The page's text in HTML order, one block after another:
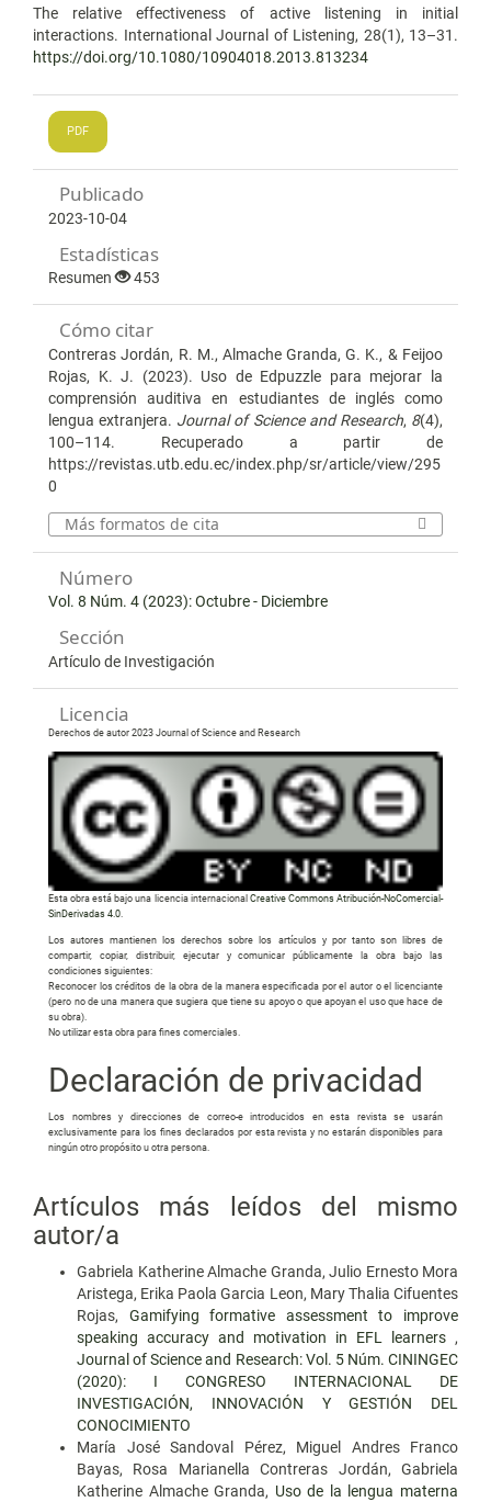
The relative effectiveness of active listening in initial
interactions. International Journal of Listening, 28(1), 13–31.
https://doi.org/10.1080/10904018.2013.813234
PDF
Publicado
2023-10-04
Estadísticas
Resumen 453
Cómo citar
Contreras Jordán, R. M., Almache Granda, G. K., & Feijoo
Rojas, K. J. (2023). Uso de Edpuzzle para mejorar la
comprensión auditiva en estudiantes de inglés como
lengua extranjera. Journal of Science and Research, 8(4),
100–114. Recuperado a partir de
https://revistas.utb.edu.ec/index.php/sr/article/view/295
0
Más formatos de cita
Número
Vol. 8 Núm. 4 (2023): Octubre - Diciembre
Sección
Artículo de Investigación
Licencia
Derechos de autor 2023 Journal of Science and Research
Esta obra está bajo una licencia internacionalCreative Commons Atribución-NoComercial-
SinDerivadas 4.0
Los autores mantienen los derechos sobre los artículos y por tanto son libres de
compartir, copiar, distribuir, ejecutar y comunicar públicamente la obra bajo las
condiciones siguientes:
Reconocer los créditos de la obra de la manera especificada por el autor o el licenciante
(pero no de una manera que sugiera que tiene su apoyo o que apoyan el uso que hace de
su obra).
No utilizar esta obra para fines comerciales.
Declaración de privacidad
Los nombres y direcciones de correo-e introducidos en esta revista se usarán
exclusivamente para los fines declarados por esta revista y no estarán disponibles para
ningún otro propósito u otra persona.
Artículos más leídos del mismo
autor/a
Gabriela Katherine Almache Granda, Julio Ernesto Mora
Aristega, Erika Paola Garcia Leon, Mary Thalia Cifuentes
Rojas, Gamifying formative assessment to improve
speaking accuracy and motivation in EFL learners ,
Journal of Science and Research: Vol. 5 Núm. CININGEC
(2020): I CONGRESO INTERNACIONAL DE
INVESTIGACIÓN, INNOVACIÓN Y GESTIÓN DEL
CONOCIMIENTO
María José Sandoval Pérez, Miguel Andres Franco
Bayas, Rosa Marianella Contreras Jordán, Gabriela
Katherine Almache Granda, Uso de la lengua materna